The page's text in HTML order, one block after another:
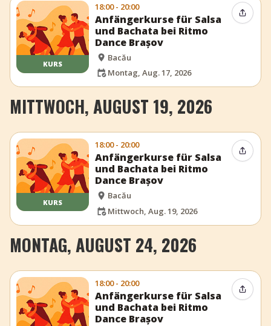
KURS
18:00 - 20:00
Anfängerkurse für Salsa
und Bachata bei Ritmo
Dance Brașov
Bacău
Montag, Aug. 17, 2026
Event
MITTWOCH, AUGUST 19, 2026
KURS
18:00 - 20:00
Anfängerkurse für Salsa
und Bachata bei Ritmo
Dance Brașov
Bacău
Mittwoch, Aug. 19, 2026
Event
MONTAG, AUGUST 24, 2026
18:00 - 20:00
Anfängerkurse für Salsa
und Bachata bei Ritmo
Dance Brașov
Event